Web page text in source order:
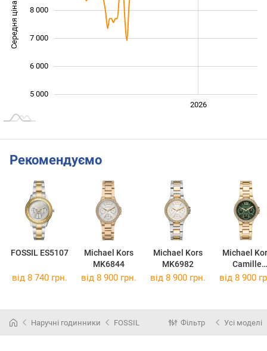
Середня ціна
5 000
6 000
7 000
8 000
2026
Рекомендуємо
FOSSIL ES5107
Michael Kors
MK6844
Michael Kors
MK6982
Michael
Camille
MK6981
від 8 740 грн. від 8 900 грн. від 8 900 грн. від 8 900
Наручні годинники FOSSIL Фільтр Усі моделі